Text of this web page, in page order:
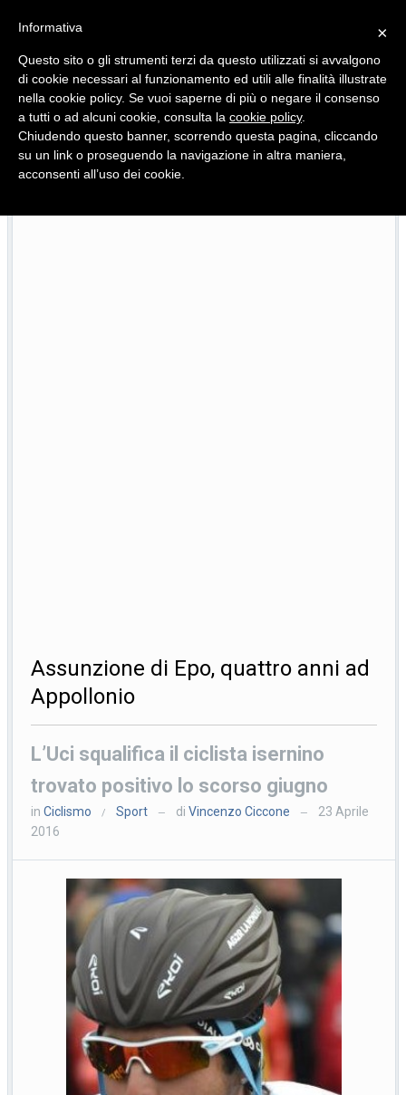
Quotidiano d'informazione distribuito in Molise con
Assunzione di Epo, quattro anni ad
Appollonio
L’Uci squalifica il ciclista isernino
trovato positivo lo scorso giugno
inCiclismo / Sport — diVincenzo Ciccone —
23 Aprile
2016
×
Informativa
Questo sito o gli strumenti terzi da questo utilizzati si avvalgono
di cookie necessari al funzionamento ed utili alle finalità illustrate
nella cookie policy. Se vuoi saperne di più o negare il consenso
a tutti o ad alcuni cookie, consulta la cookie policy.
Chiudendo questo banner, scorrendo questa pagina, cliccando
su un link o proseguendo la navigazione in altra maniera,
acconsenti all’uso dei cookie.